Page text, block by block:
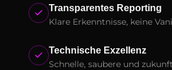
Transparentes Reporting
Klare Erkenntnisse, keine
Technische Exzellenz
Schnelle, saubere und